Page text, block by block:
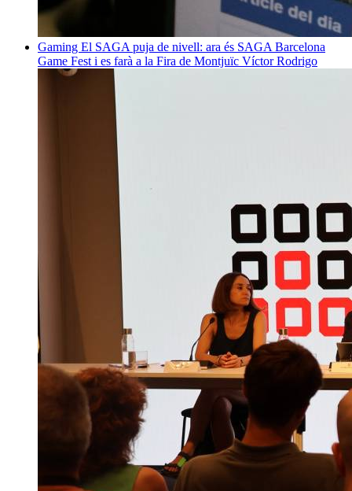
Gaming El SAGA puja de nivell: ara és SAGA Barcelona
Game Fest i es farà a la Fira de Montjuïc Víctor Rodrigo